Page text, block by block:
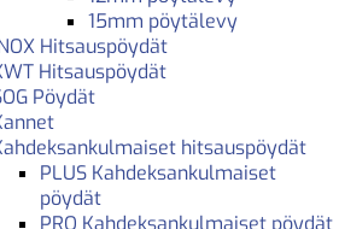
15mm pöytälevy
Hitsauspöydät
Hitsauspöydät
Pöydät
hitsauspöydät
PLUS Kahdeksankulmaiset
pöydät
PRO Kahdeksankulmaiset pöydät